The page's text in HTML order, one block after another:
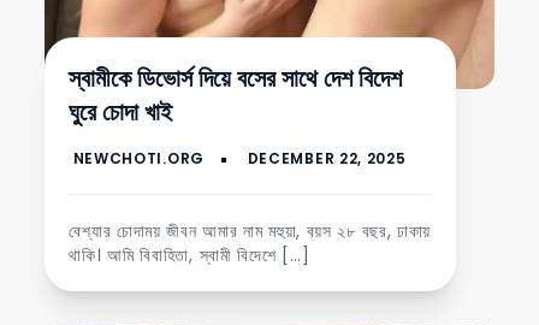
স্বামীকে ডিভোর্স দিয়ে বসের সাথে দেশ বিদেশ
ঘুরে চোদা খাই
বেশ্যার চোদাময় জীবন আমার নাম মহুয়া, বয়স ২৮ বছর, ঢাকায়
থাকি। আমি বিবাহিতা, স্বামী বিদেশে […]